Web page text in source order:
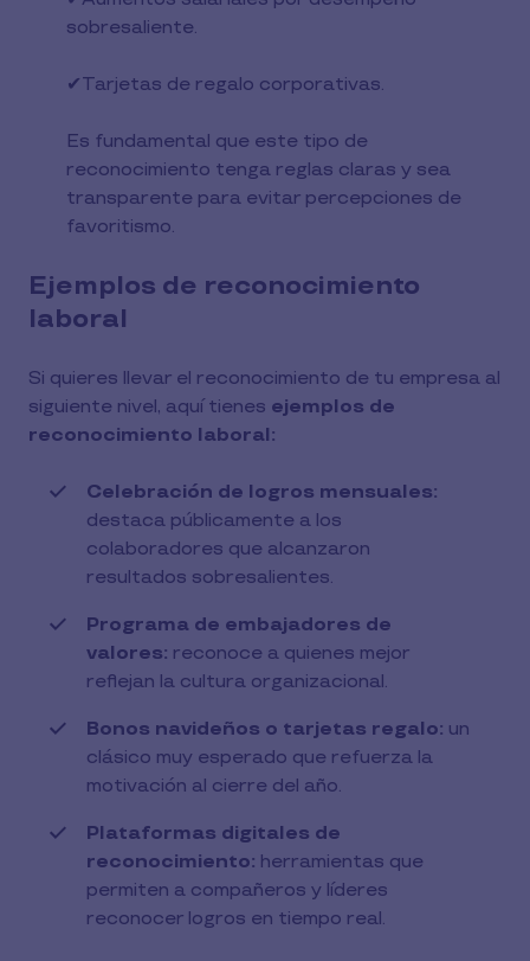
sobresaliente.
✔︎Tarjetas de regalo corporativas.
Es fundamental que este tipo de
reconocimiento tenga reglas claras y sea
transparente para evitar percepciones de
favoritismo.
Ejemplos de reconocimiento
laboral
Si quieres llevar el reconocimiento de tu empresa al
siguiente nivel, aquí tienes ejemplos de
reconocimiento laboral:
Celebración de logros mensuales:
destaca públicamente a los
colaboradores que alcanzaron
resultados sobresalientes.
Programa de embajadores de
valores: reconoce a quienes mejor
reflejan la cultura organizacional.
Bonos navideños o tarjetas regalo: un
clásico muy esperado que refuerza la
motivación al cierre del año.
Plataformas digitales de
reconocimiento: herramientas que
permiten a compañeros y líderes
reconocer logros en tiempo real.